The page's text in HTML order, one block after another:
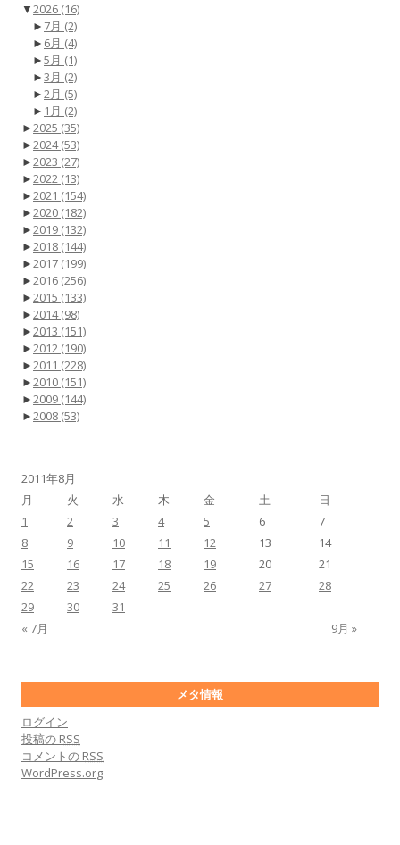
▼2026 (16)
► 7月 (2)
► 6月 (4)
►5月 (1)
►3月 (2)
►2月 (5)
► 1月 (2)
►2025 (35)
►2024(53)
►2023 (27)
►2022 (13)
►2021 (154)
►2020 (182)
►2019 (132)
►2018 (144)
►2017 (199)
►2016 (256)
►2015 (133)
►2014(98)
►2013 (151)
►2012 (190)
►2011 (228)
►2010 (151)
►2009 (144)
►2008 (53)
2011年8月
月
火 水 木 金 土 日
« 7月 9月 »
1 2 3 4 5 6
7
8
9 10 11 12 13
14
15
16 17 18 19 20
21
22
23 24 25 26 27
28
29
30 31
メタ情報
ログイン
投稿の RSS
コメントの RSS
WordPress.org